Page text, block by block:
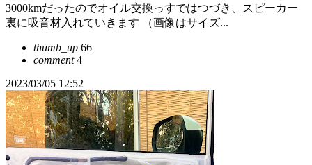
3000kmだったのでオイル交換っすではつづき、スピーカー
裏に吸音材入れていきます （画像はサイズ...
thumb_up 66
comment4
2023/03/05 12:52